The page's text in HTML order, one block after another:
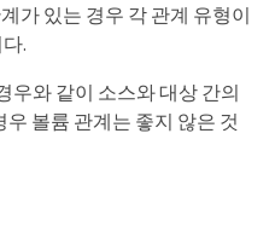
가 있는 경우 각 관계 유형이
.
우와 같이 소스와 대상 간의
볼륨 관계는 좋지 않은 것